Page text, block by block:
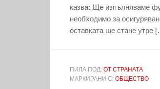
казва:„Ще изпълняваме
необходимо за
оставката ще стане утре
ПИЛА ПОД: ОТ СТРАНАТА
МАРКИРАНИ С: ОБЩЕСТВО